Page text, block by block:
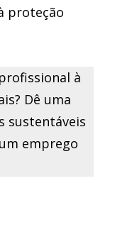
proteção
à
Dê uma
sustentáveis
emprego